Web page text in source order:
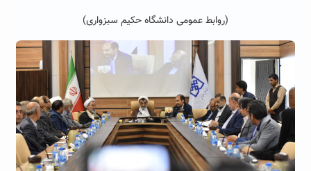
(روابط عمومی دانشگاه حکیم سبزواری)